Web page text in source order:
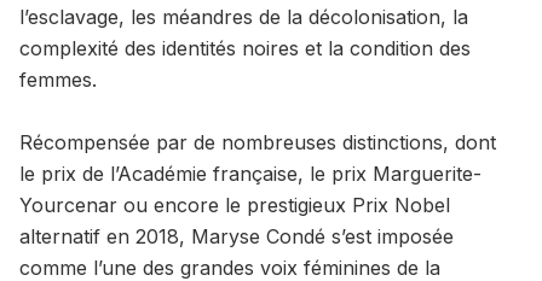
l’esclavage, les méandres de la décolonisation, la
complexité des identités noires et la condition des
femmes.
Récompensée par de nombreuses distinctions, dont
le prix de l’Académie française, le prix Marguerite-
Yourcenar ou encore le prestigieux Prix Nobel
alternatif en 2018, Maryse Condé s’est imposée
comme l’une des grandes voix féminines de la